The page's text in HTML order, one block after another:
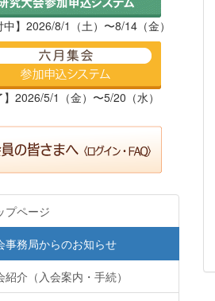
中】2026/8/1（土）〜8/14（金）
】2026/5/1（金）〜5/20（水）
プページ
事務局からのお知らせ
紹介（入会案内・手続）